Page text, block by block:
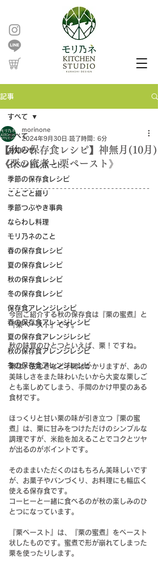
記事
すべて
お知らせ
イベントレポート
季節の保存食レシピ
ことごと綴り
季節つぶやき事典
ならわし料理
モリ乃ネのこと
春の保存食レシピ
夏の保存食レシピ
秋の保存食レシピ
冬の保存食レシピ
保存食アレンジレシピ
春の保存食アレンジレシピ
夏の保存食アレンジレシピ
秋の保存食アレンジレシピ
冬の保存食アレンジレシピ
すべて
【秋の保存食レシピ】神無月(10月)
《栗の蜜煮と栗ペースト》
morinone
2024年9月30日 読了時間: 6分
今回ご紹介する秋の保存食は『栗の蜜煮』と
『栗ペースト』です。
秋の味覚のひとつといえば、栗！ですね。
栗は、皮むきなど手間はかかりますが、あの
美味しさをまた味わいたいから大変な栗しご
とも楽しめてしまう、手間のかけ甲斐のある
食材です。
ほっくりと甘い栗の味が引き立つ『栗の蜜
煮』は、栗に甘みをつけただけのシンプルな
調理ですが、米飴を加えることでコクとツヤ
が出るのがポイントです。
そのままいただくのはもちろん美味しいです
が、お菓子やパンづくり、お料理にも幅広く
使える保存食です。
コーヒーと一緒に食べるのが秋の楽しみのひ
とつになっています。
『栗ペースト』は、『栗の蜜煮』をペースト
状したものです。蜜煮で形が崩れてしまった
栗を使ったりします。